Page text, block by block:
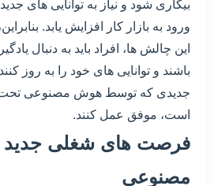
بیکاری شود و نیاز به توانایی های
ورود به بازار کار افزایش یابد.
این چالش ها، افراد باید به دنبال
باشند و توانایی های خود را به روز کنند
جدیدی که توسط هوش مصنوعی تحت
است، موفق عمل کنند.
فرصت های شغلی جدید
مصنوعی